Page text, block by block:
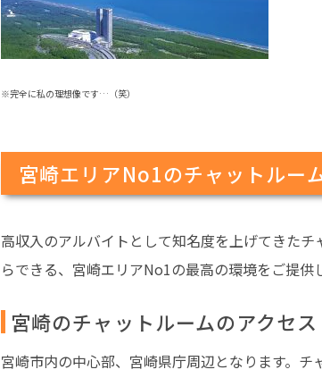
※完全に私の理想像です…（笑）
宮崎エリアNo1のチャットルー
高収入のアルバイトとして知名度を上げてきた
らできる、宮崎エリアNo1の最高の環境をご提供
宮崎のチャットルームのアクセス
宮崎市内の中心部、宮崎県庁周辺となります。